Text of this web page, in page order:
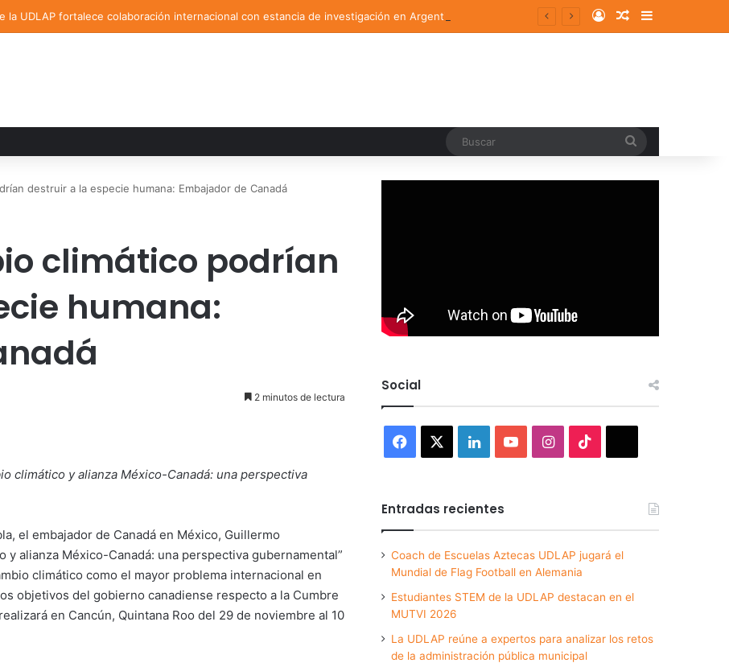
la UDLAP fortalece colaboración internacional con estancia de investigación en Argentina Log InRandom Article
Sidebar
destruir a la especie humana: Embajador de Canadá
climático podrían
humana:
2 minutos de lectura
climático y alianza México-Canadá: una perspectiva
el embajador de Canadá en México, Guillermo
alianza México-Canadá: una perspectiva gubernamental”
climático como el mayor problema internacional en
objetivos del gobierno canadiense respecto a la Cumbre
en Cancún, Quintana Roo del 29 de noviembre al 10
Social
Facebook LinkedInYouTubeInstagram
Entradas recientes
Coach de Escuelas Aztecas UDLAP jugará el
Mundial de Flag Football en Alemania
Estudiantes STEM de la UDLAP destacan en el
MUTVI 2026
La UDLAP reúne a expertos para analizar los retos
de la administración pública municipal